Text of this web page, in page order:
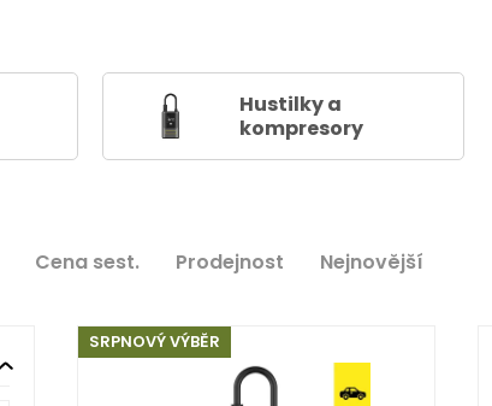
Hustilky a
kompresory
Cena sest. Prodejnost Nejnovější
SRPNOVÝ VÝBĚR